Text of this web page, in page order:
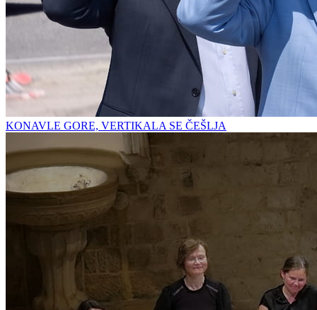
KONAVLE GORE, VERTIKALA SE ČEŠLJA